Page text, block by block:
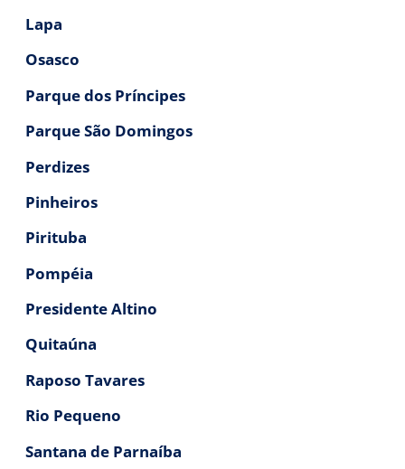
Lapa
Osasco
Parque dos Príncipes
Parque São Domingos
Perdizes
Pinheiros
Pirituba
Pompéia
Presidente Altino
Quitaúna
Raposo Tavares
Rio Pequeno
Santana de Parnaíba